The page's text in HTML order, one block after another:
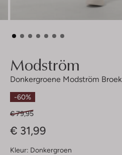
Modström
Donkergroene Modström
-60%
€ 79,95
€ 31,99
Kleur: Donkergroen